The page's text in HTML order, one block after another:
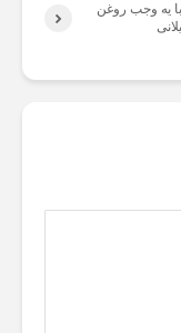
یه وجب روغن